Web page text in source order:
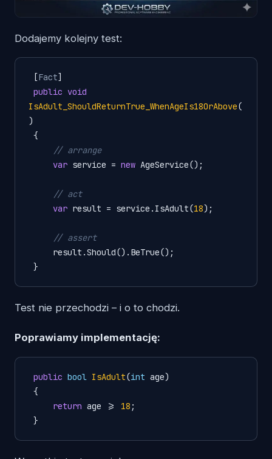
Dodajemy kolejny test:
[Fact]
public void
IsAdult_ShouldReturnTrue_WhenAgeIs18OrAbove(
)
// arrange
var service = new AgeService();
// act
var result = service.IsAdult(18);
// assert
}
Test nie przechodzi – i o to chodzi.
Poprawiamy implementację:
public bool IsAdult(int age)
{
return age >= 18 ;
}